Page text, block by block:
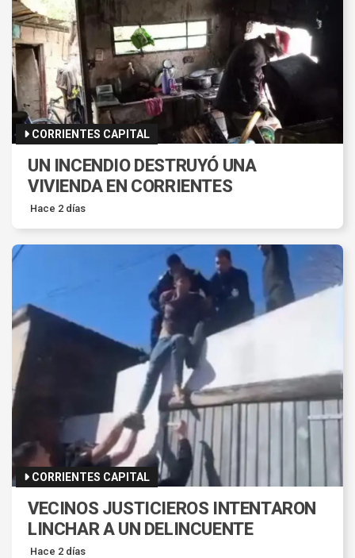
CORRIENTES CAPITAL
UN INCENDIO DESTRUYÓ UNA
VIVIENDA EN CORRIENTES
Hace 2 días
CORRIENTES CAPITAL
VECINOS JUSTICIEROS INTENTARON
LINCHAR A UN DELINCUENTE
Hace 2 días